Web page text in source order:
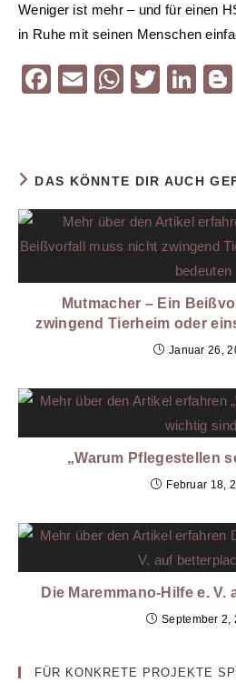
Weniger ist mehr – und für einen
in Ruhe mit seinen Menschen
F
b
o
o
k
E
W
A
p
p
T
Li
dI
n
DAS KÖNNTE DIR AUCH
Mutmacher – Ein
zwingend Tierheim oder
Januar 26,
„Warum Pflegestellen
Februar 18,
Die Maremmano-Hilfe e. V.
September 2,
FÜR KONKRETE PROJEKTE